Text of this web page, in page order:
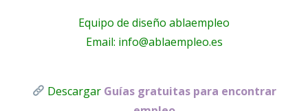
Equipo de diseño ablaempleo
Email: info@ablaempleo.es
Descargar Guías gratuitas para encontrar